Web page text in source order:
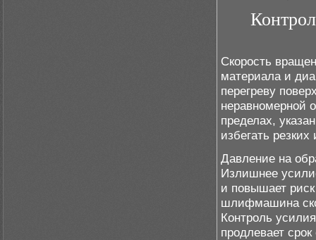
Скорость
материала и
перегреву
неравномерной
пределах,
избегать
Давление на
Излишнее
и повышает
шлифмашина
Контроль
продлевает